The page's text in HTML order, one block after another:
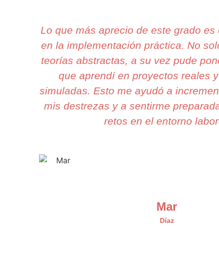
Lo que más aprecio de este grado
en la implementación práctica. No
teorías abstractas, a su vez pude
que aprendí en proyectos reales
simuladas. Esto me ayudó a
mis destrezas y a sentirme
retos en el entorno
Mar
Díaz